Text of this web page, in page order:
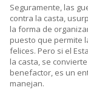
Seguramente, las
contra la casta,
la forma de
puesto que permite
felices. Pero si el
la casta, se
benefactor, es un
manejan.